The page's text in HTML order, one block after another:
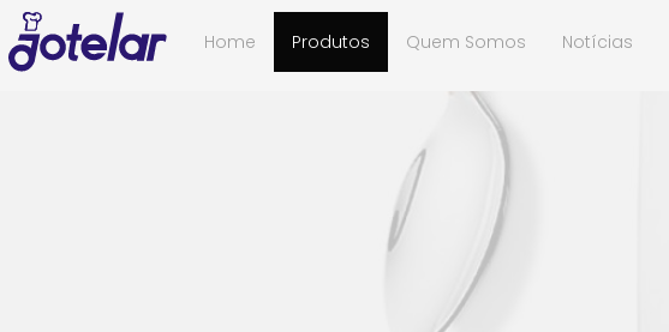
Home Produtos Quem Somos Notícias